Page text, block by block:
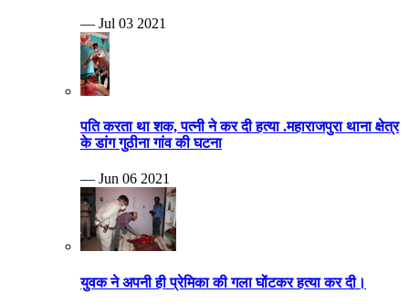
— Jul 03 2021
पति करता था शक, पत्नी ने कर दी हत्या .महाराजपुरा थाना क्षेत्र
के डांग गुठीना गांव की घटना
— Jun 06 2021
युवक ने अपनी ही प्रेमिका की गला घोंटकर हत्या कर दी।